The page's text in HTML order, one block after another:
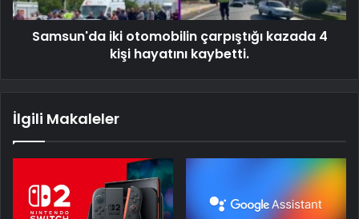
Samsun'da iki otomobilin çarpıştığı kazada 4
kişi hayatını kaybetti.
İlgili Makaleler